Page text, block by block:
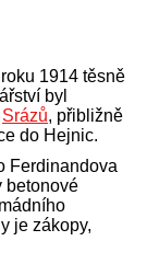
1914 těsně
byl
Srázů, přibližně
do Hejnic.
Ferdinandova
betonové
je zákopy,